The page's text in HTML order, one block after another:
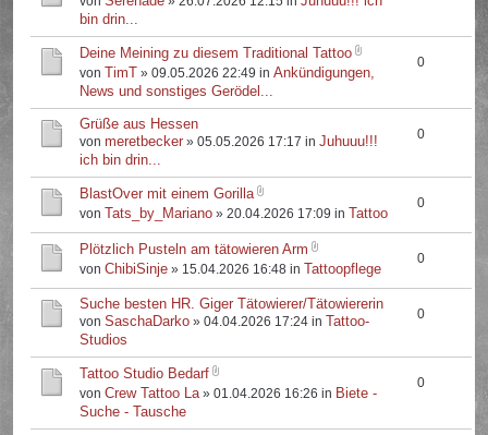
bin drin...
Deine Meining zu diesem Traditional Tattoo
von TimT » 09.05.2026 22:49 inAnkündigungen,
News und sonstiges Gerödel...
0
Grüße aus Hessen
vonmeretbecker » 05.05.2026 17:17 inJuhuuu!!!
ich bin drin...
0
BlastOver mit einem Gorilla
von Tats_by_Mariano » 20.04.2026 17:09 in Tattoo
0
Plötzlich Pusteln am tätowieren Arm
vonChibiSinje » 15.04.2026 16:48 in Tattoopflege
0
Suche besten HR. Giger Tätowierer/Tätowiererin
vonSaschaDarko » 04.04.2026 17:24 in Tattoo-
Studios
0
Tattoo Studio Bedarf
vonCrew Tattoo La» 01.04.2026 16:26 in Biete -
Suche - Tausche
0